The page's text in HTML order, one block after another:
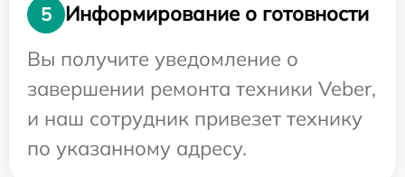
5
Информирование о готовности
Вы получите уведомление о
завершении ремонта техники Veber,
и наш сотрудник привезет технику
по указанному адресу.